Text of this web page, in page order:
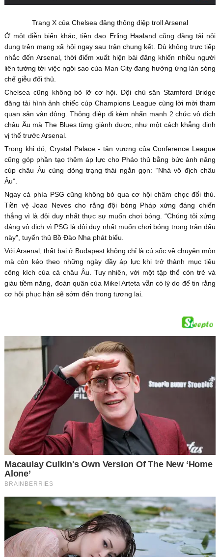
Trang X của Chelsea đăng thông điệp troll Arsenal
Ở một diễn biến khác, tiền đạo Erling Haaland cũng đăng tải nội
dung trên mạng xã hội ngay sau trận chung kết. Dù không trực tiếp
nhắc đến Arsenal, thời điểm xuất hiện bài đăng khiến nhiều người
liên tưởng tới việc ngôi sao của Man City đang hưởng ứng làn sóng
chế giễu đối thủ.
Chelsea cũng không bỏ lỡ cơ hội. Đội chủ sân Stamford Bridge
đăng tải hình ảnh chiếc cúp Champions League cùng lời mời tham
quan sân vận động. Thông điệp đi kèm nhấn mạnh 2 chức vô địch
châu Âu mà The Blues từng giành được, như một cách khẳng định
vị thế trước Arsenal.
Trong khi đó, Crystal Palace - tân vương của Conference League
cũng góp phần tạo thêm áp lực cho Pháo thủ bằng bức ảnh nâng
cúp châu Âu cùng dòng trạng thái ngắn gọn: “Nhà vô địch châu
Âu”.
Ngay cả phía PSG cũng không bỏ qua cơ hội châm chọc đối thủ.
Tiền vệ Joao Neves cho rằng đội bóng Pháp xứng đáng chiến
thắng vì là đội duy nhất thực sự muốn chơi bóng. “Chúng tôi xứng
đáng vô địch vì PSG là đội duy nhất muốn chơi bóng trong trận đấu
này”, tuyển thủ Bồ Đào Nha phát biểu.
Với Arsenal, thất bại ở Budapest không chỉ là cú sốc về chuyên môn
mà còn kéo theo những ngày đầy áp lực khi trở thành mục tiêu
công kích của cả châu Âu. Tuy nhiên, với một tập thể còn trẻ và
giàu tiềm năng, đoàn quân của Mikel Arteta vẫn có lý do để tin rằng
cơ hội phục hận sẽ sớm đến trong tương lai.